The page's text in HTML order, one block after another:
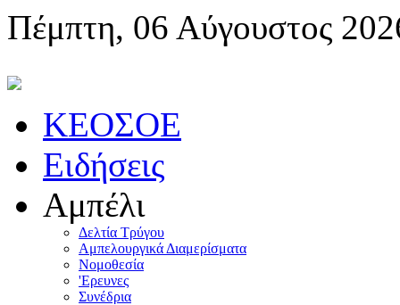
Πέμπτη, 06 Αύγουστος
KEOΣOE
Ειδήσεις
Αμπέλι
Δελτία Τρύγου
Αμπελουργικά Διαμερίσματα
Nομοθεσία
'Eρευνες
Συνέδρια